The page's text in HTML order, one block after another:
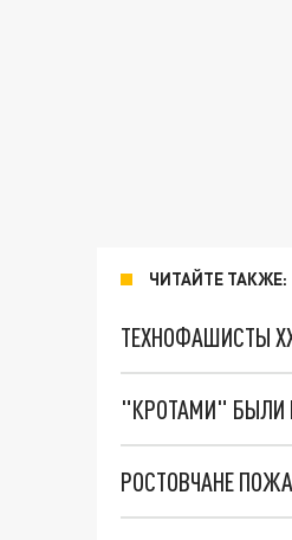
ЧИТАЙТЕ ТАКЖЕ:
ТЕХНОФАШИСТЫ
"КРОТАМИ" БЫЛИ
РОСТОВЧАНЕ